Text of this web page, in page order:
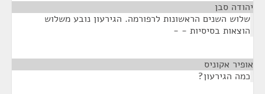
יהודה סבן
שלוש השנים הראשונות לרפורמה. הגירעון נובע משלוש
הוצאות בסיסיות - -
אופיר אקוניס
כמה הגירעון?